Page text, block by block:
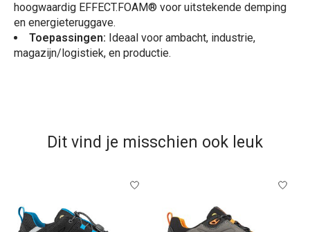
hoogwaardig EFFECT.FOAM® voor uitstekende demping
en energieteruggave.
Toepassingen: Ideaal voor ambacht, industrie,
magazijn/logistiek, en productie.
Dit vind je misschien ook leuk
Items van productcarrousel